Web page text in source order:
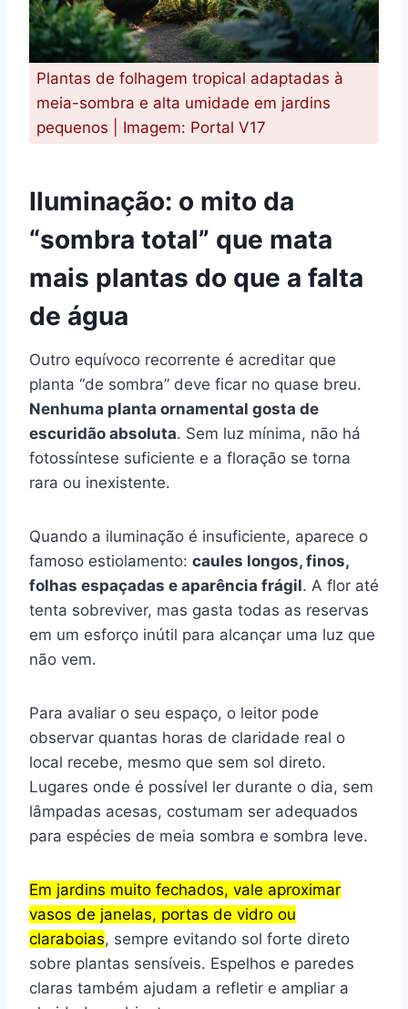
Plantas de folhagem tropical adaptadas à
meia-sombra e alta umidade em jardins
pequenos | Imagem: Portal V17
Iluminação: o mito da
“sombra total” que mata
mais plantas do que a falta
de água
Outro equívoco recorrente é acreditar que
planta “de sombra” deve ficar no quase breu.
Nenhuma planta ornamental gosta de
escuridão absoluta. Sem luz mínima, não há
fotossíntese suficiente e a floração se torna
rara ou inexistente.
Quando a iluminação é insuficiente, aparece o
famoso estiolamento: caules longos, finos,
folhas espaçadas e aparência frágil. A flor até
tenta sobreviver, mas gasta todas as reservas
em um esforço inútil para alcançar uma luz que
não vem.
Para avaliar o seu espaço, o leitor pode
observar quantas horas de claridade real o
local recebe, mesmo que sem sol direto.
Lugares onde é possível ler durante o dia, sem
lâmpadas acesas, costumam ser adequados
para espécies de meia sombra e sombra leve.
Em jardins muito fechados, vale aproximar
vasos de janelas, portas de vidro ou
claraboias, sempre evitando sol forte direto
sobre plantas sensíveis. Espelhos e paredes
claras também ajudam a refletir e ampliar a